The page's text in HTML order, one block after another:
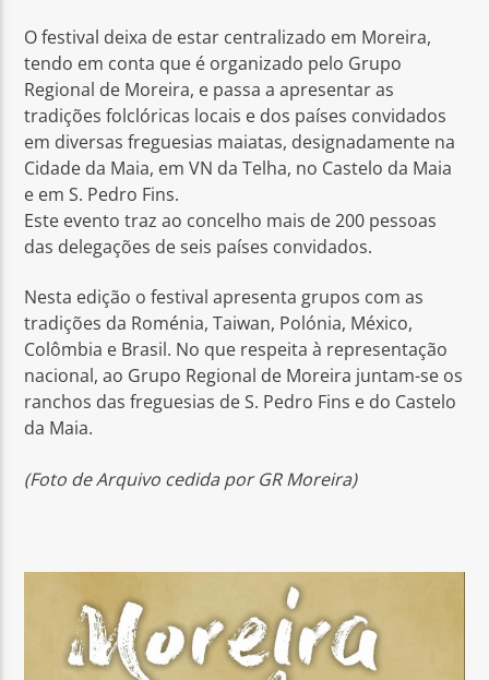
O festival deixa de estar centralizado em Moreira,
tendo em conta que é organizado pelo Grupo
Regional de Moreira, e passa a apresentar as
tradições folclóricas locais e dos países convidados
em diversas freguesias maiatas, designadamente na
Cidade da Maia, em VN da Telha, no Castelo da Maia
e em S. Pedro Fins.
Este evento traz ao concelho mais de 200 pessoas
das delegações de seis países convidados.
Nesta edição o festival apresenta grupos com as
tradições da Roménia, Taiwan, Polónia, México,
Colômbia e Brasil. No que respeita à representação
nacional, ao Grupo Regional de Moreira juntam-se os
ranchos das freguesias de S. Pedro Fins e do Castelo
da Maia.
(Foto de Arquivo cedida por GR Moreira)